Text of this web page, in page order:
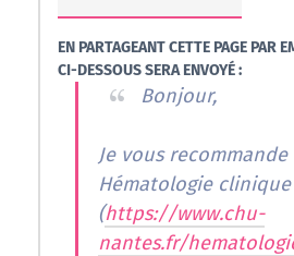
EN PARTAGEANT CETTE PAGE PAR
CI-DESSOUS SERA ENVOYÉ :
Bonjour,
Je vous
Hématologie clinique
(https://www.chu-
nantes.fr/